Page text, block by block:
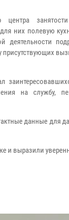
центра
них полевую
деятельности
присутствующих
на службу,
данные для
и выразили